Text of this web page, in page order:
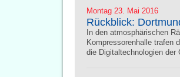
Montag 23. Mai 2016
Rückblick:
In den atmosphärischen
Kompressorenhalle trafen
die Digitaltechnologien der